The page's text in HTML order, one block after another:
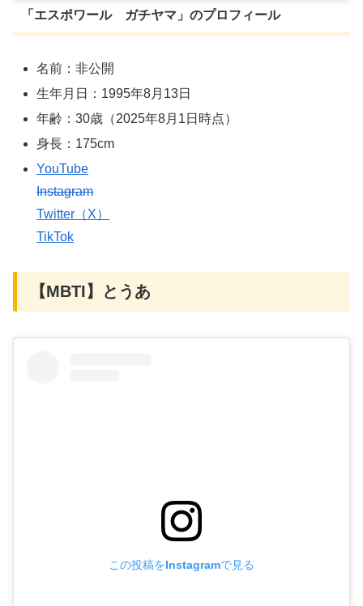
「エスポワール ガチヤマ」のプロフィール
名前：非公開
生年月日：1995年8月13日
年齢：30歳（2025年8月1日時点）
身長：175cm
YouTube
Instagram
Twitter（X）
TikTok
【MBTI】とうあ
この投稿をInstagramで見る